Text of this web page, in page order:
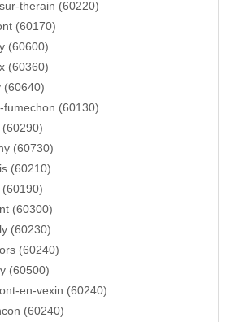
therain (60220)
(60170)
(60600)
(60360)
(60640)
fumechon (60130)
(60290)
(60730)
(60210)
(60190)
(60300)
(60230)
(60240)
(60500)
en-vexin (60240)
(60240)